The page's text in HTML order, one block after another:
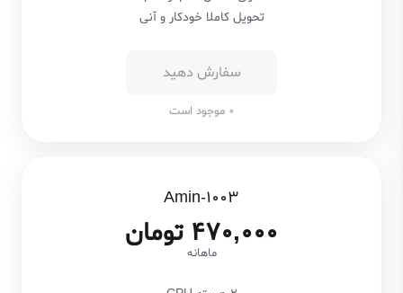
تحویل کاملا خودکار و آنی
سفارش دهید
0 موجود است
Amin-1003
470,000 تومان
ماهانه